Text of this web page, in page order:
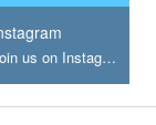
Join us on Instagram